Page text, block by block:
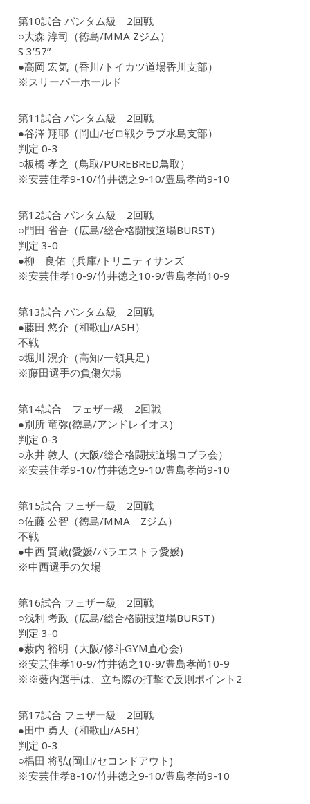
第10試合 バンタム級 2回戦
○大森 淳司（徳島/MMA Zジム）
S 3’57”
●高岡 宏気（香川/トイカツ道場香川支部）
※スリーパーホールド
第11試合 バンタム級 2回戦
●谷澤 翔耶（岡山/ゼロ戦クラブ水島支部）
判定 0-3
○板橋 孝之（鳥取/PUREBRED鳥取）
※安芸佳孝9-10/竹井徳之9-10/豊島孝尚9-10
第12試合 バンタム級 2回戦
○門田 省吾（広島/総合格闘技道場BURST）
判定 3-0
●柳 良佑（兵庫/トリニティサンズ
※安芸佳孝10-9/竹井徳之10-9/豊島孝尚10-9
第13試合 バンタム級 2回戦
●藤田 悠介（和歌山/ASH）
不戦
○堀川 滉介（高知/一領具足）
※藤田選手の負傷欠場
第14試合 フェザー級 2回戦
●別所 竜弥(徳島/アンドレイオス)
判定 0-3
○永井 敦人（大阪/総合格闘技道場コブラ会）
※安芸佳孝9-10/竹井徳之9-10/豊島孝尚9-10
第15試合 フェザー級 2回戦
○佐藤 公智（徳島/MMA Zジム）
不戦
●中西 賢蔵(愛媛/パラエストラ愛媛)
※中西選手の欠場
第16試合 フェザー級 2回戦
○浅利 考政（広島/総合格闘技道場BURST）
判定 3-0
●薮内 裕明（大阪/修斗GYM直心会)
※安芸佳孝10-9/竹井徳之10-9/豊島孝尚10-9
※※薮内選手は、立ち際の打撃で反則ポイント2
第17試合 フェザー級 2回戦
●田中 勇人（和歌山/ASH）
判定 0-3
○椙田 将弘(岡山/セコンドアウト)
※安芸佳孝8-10/竹井徳之9-10/豊島孝尚9-10